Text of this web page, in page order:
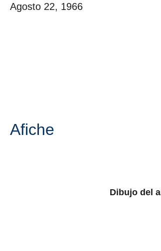
Agosto 22, 1966
Afiche
Dibujo del